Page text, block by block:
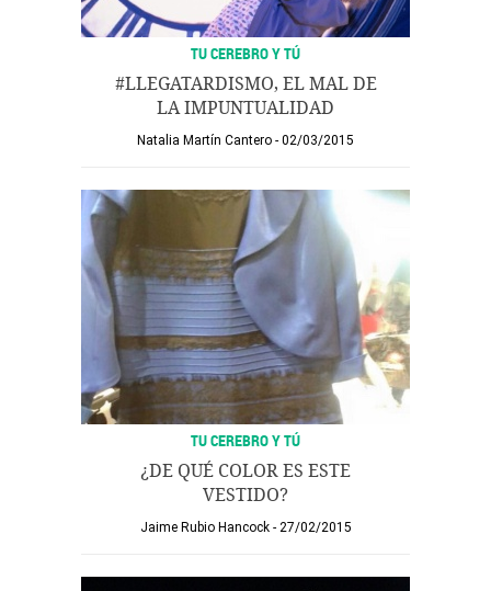
TU CEREBRO Y TÚ
#LLEGATARDISMO, EL MAL DE
LA IMPUNTUALIDAD
Natalia Martín Cantero 02/03/2015
TU CEREBRO Y TÚ
¿DE QUÉ COLOR ES ESTE
VESTIDO?
Jaime Rubio Hancock 27/02/2015